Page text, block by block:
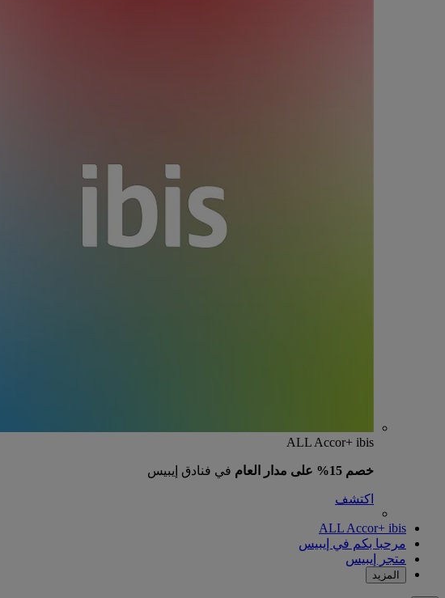
ALL Accor+ ibis
خصم 15% على مدار العام في فنادق إيبيس
اكتشف
ALL Accor+ ibis
مرحبا بكم في إيبيس
متجر إيبيس
المزيد